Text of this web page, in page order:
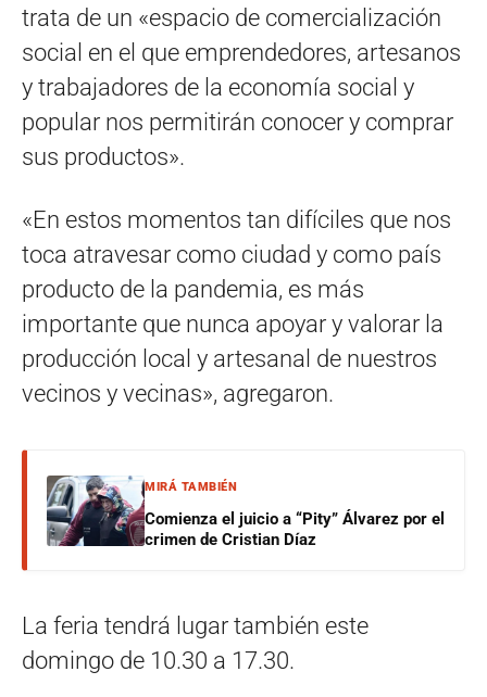
trata de un «espacio de comercialización
social en el que emprendedores, artesanos
y trabajadores de la economía social y
popular nos permitirán conocer y comprar
sus productos».
«En estos momentos tan difíciles que nos
toca atravesar como ciudad y como país
producto de la pandemia, es más
importante que nunca apoyar y valorar la
producción local y artesanal de nuestros
vecinos y vecinas», agregaron.
MIRÁ TAMBIÉN
Comienza el juicio a “Pity” Álvarez por el
crimen de Cristian Díaz
La feria tendrá lugar también este
domingo de 10.30 a 17.30.